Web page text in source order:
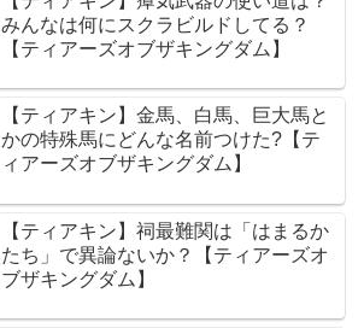
みんなは何にスクラビルドしてる？
【ティアーズオブザキングダム】
【ティアキン】金馬、白馬、巨大馬と
かの特殊馬にどんな名前つけた?【テ
ィアーズオブザキングダム】
【ティアキン】祠最難関は「はまるか
たち」で異論ないか？【ティアーズオ
ブザキングダム】